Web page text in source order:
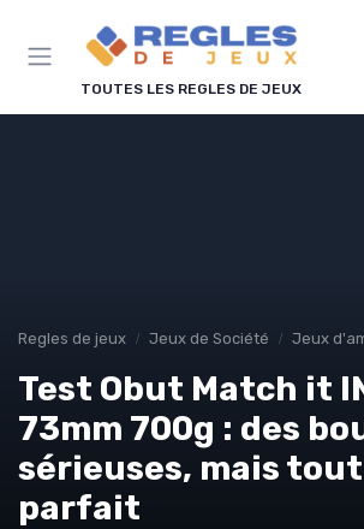
TOUTES LES REGLES DE JEUX
Regles de jeux Jeux de Société Jeux
Test Obut Match it
73mm 700g : des
sérieuses, mais tout
parfait